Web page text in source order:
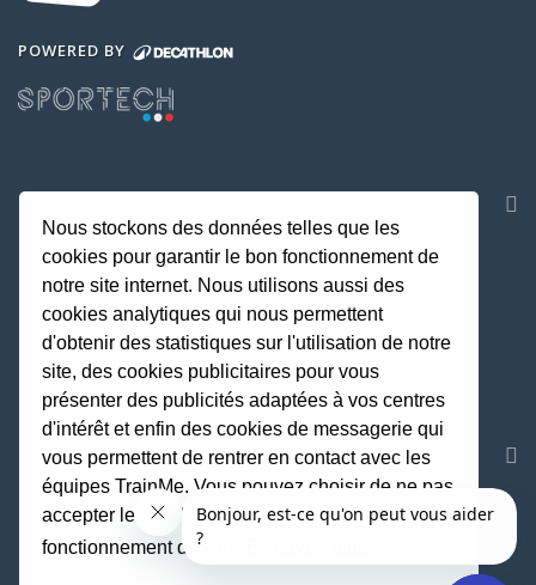
POWERED BY
REJOIGNEZ LA COMMUNAUTE
Fait avec
Nous stockons des données telles que les
cookies pour garantir le bon fonctionnement de
notre site internet. Nous utilisons aussi des
cookies analytiques qui nous permettent
d'obtenir des statistiques sur l'utilisation de notre
site, des cookies publicitaires pour vous
présenter des publicités adaptées à vos centres
d'intérêt et enfin des cookies de messagerie qui
vous permettent de rentrer en contact avec les
équipes TrainMe. Vous pouvez choisir de ne pas
accepter les cookies non indispensables au
fonctionnement du site.